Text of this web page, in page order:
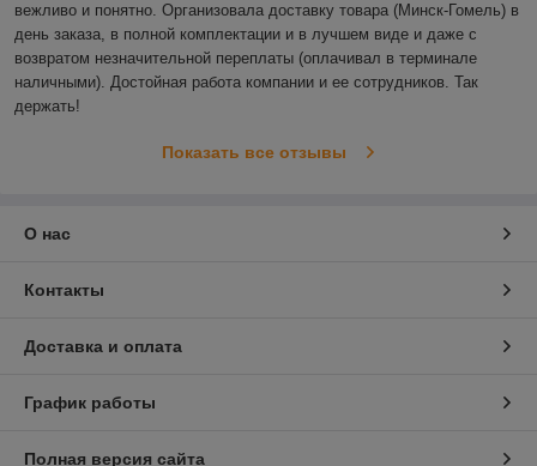
вежливо и понятно. Организовала доставку товара (Минск-Гомель) в
день заказа, в полной комплектации и в лучшем виде и даже с
возвратом незначительной переплаты (оплачивал в терминале
наличными). Достойная работа компании и ее сотрудников. Так
держать!
Показать все отзывы
О нас
Контакты
Доставка и оплата
График работы
Полная версия сайта